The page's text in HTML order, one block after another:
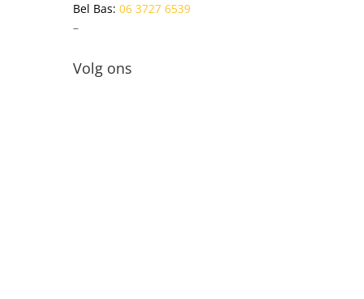
Bel Bas: 06 3727 6539
–
Volg ons